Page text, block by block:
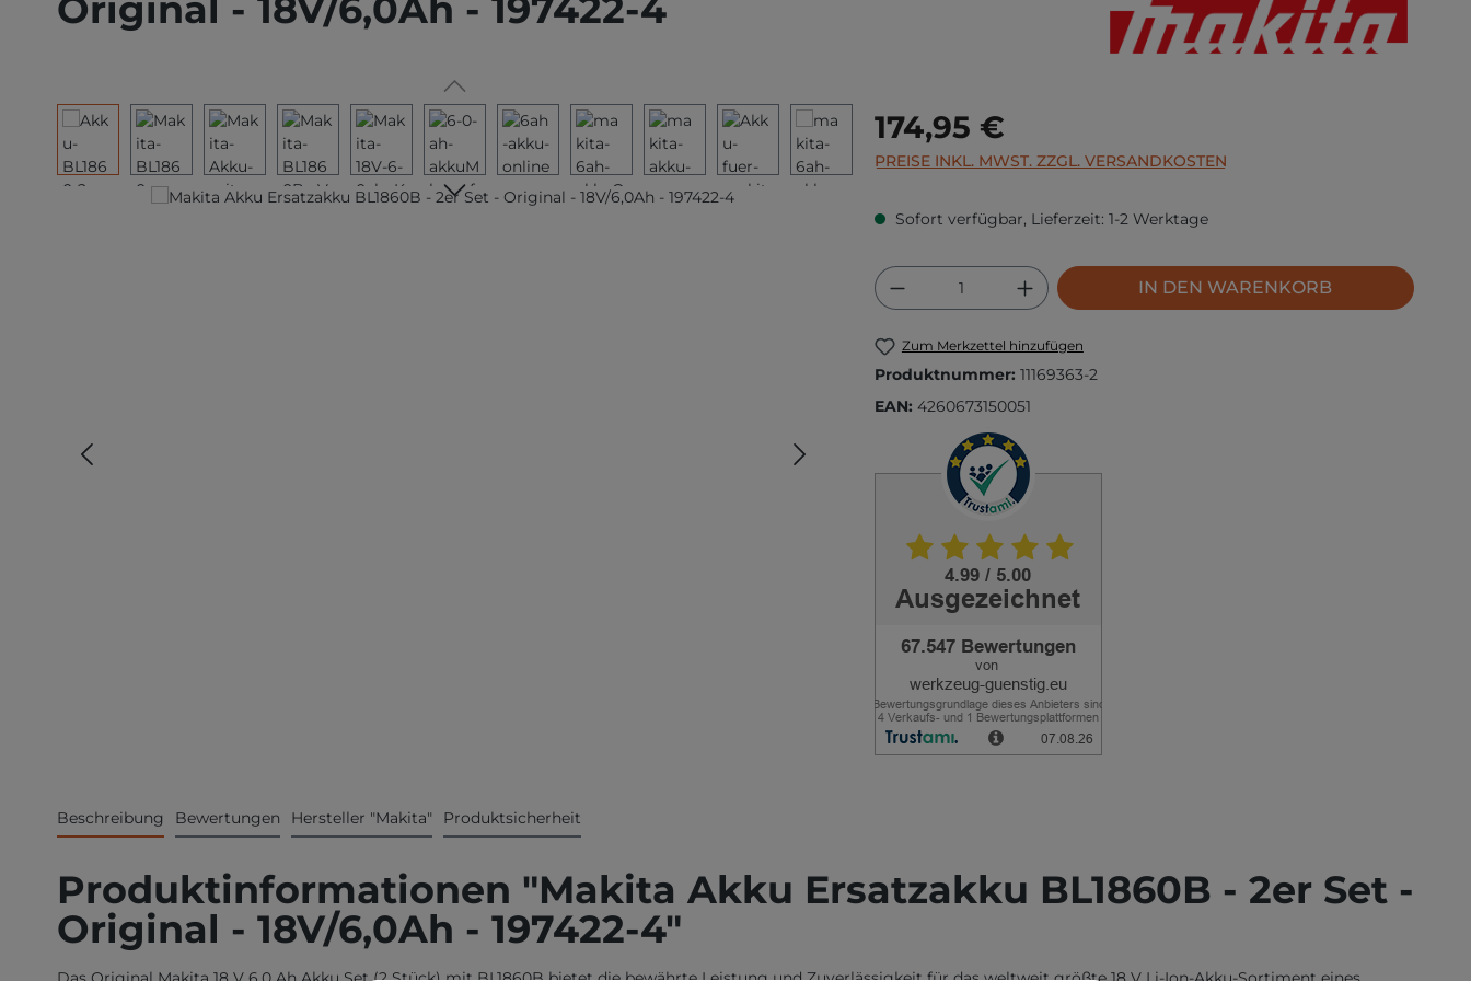
Bildergalerie überspringen Regulärer Preis:
174,95 €
PREISE INKL. MWST. ZZGL. VERSANDKOSTEN
Sofort verfügbar, Lieferzeit: 1-2 Werktage
Produkt Anzahl: Gib den gewünschten Wert
IN DEN WARENKORB
Zum Merkzettel hinzufügen
Produktnummer: 11169363-2
EAN: 4260673150051
Beschreibung Bewertungen Hersteller "Makita" Produktsicherheit
Produktinformationen "Makita Akku Ersatzakku BL1860B - 2er Set -
Original - 18V/6,0Ah - 197422-4"